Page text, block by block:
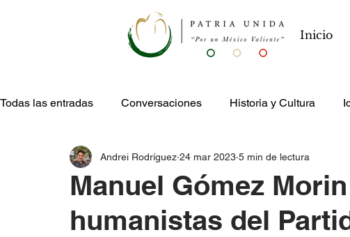
Inicio
Todas las entradas Conversaciones Historia y Cultura
Publicaciones Entretenimiento
Manuel Gómez
humanistas del
Andrei Rodríguez 24 mar 2023 5 min de lectura